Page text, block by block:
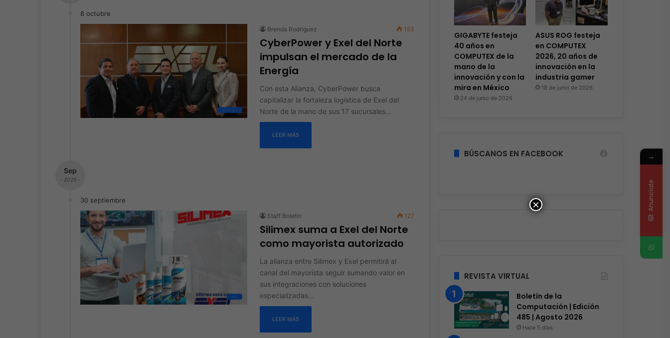
8 octubre
Energía
Brenda Rodriguez 153
CyberPower y Exel del Norte
impulsan el mercado de la
Energía
Con esta Alianza, CyberPower busca
capitalizar la fortaleza logística de Exel del
Norte de la mano de sus 17 sucursales…
LEER MÁS
Sep
- 2025 -
30 septiembre
All
Staff Boletín 127
Silimex suma a Exel del Norte
como mayorista autorizado
La alianza entre Silimex y Exel permitirá al
canal del mayorista seguir sumando valor en
sus integraciones con soluciones
especializadas…
LEER MÁS
GIGABYTE festeja
40 años en
COMPUTEX de la
mano de la
innovación y con la
mira en México
24 de junio de 2026
ASUS ROG festeja
en COMPUTEX
2026, 20 años de
innovación en la
industria gamer
18 de junio de 2026
BÚSCANOS EN FACEBOOK
REVISTA VIRTUAL
Boletín de la
Computación | Edición
485 | Agosto 2026
Hace 5 días
×
→
Anunciate